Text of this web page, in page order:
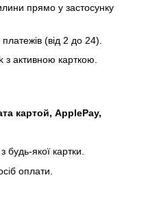
прямо у застосунку
(від 2 до 24).
з активною карткою.
картой, ApplePay,
будь-якої картки.
оплати.